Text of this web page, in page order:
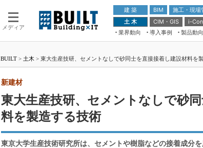
メディア
建 築 BIM 施工・現場
土 木
CIM・GIS i-
業界動向
導入事例 製品動向
ドローンがもたらす建
ムチェンジ” Ver.2.0
“Society5.0”時代のスマ
第8回 国
築・土木
メンテナ
BUILT > 土木 > 東大生産技研、セメントなしで砂同士を直接接着し建設材料を
東大生産技研、セメントなしで砂
料を製造する技術
新建材
東京大学生産技術研究所は、セメントや樹脂などの接着成分